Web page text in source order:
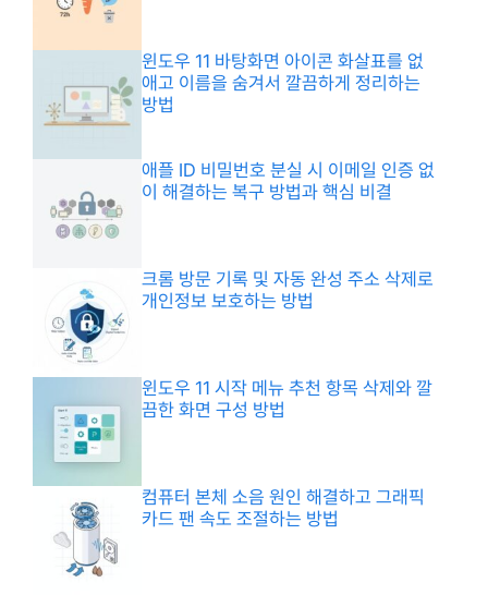
윈도우 11 바탕화면 아이콘 화살표를 없
애고 이름을 숨겨서 깔끔하게 정리하는
방법
애플 ID 비밀번호 분실 시 이메일 인증 없
이 해결하는 복구 방법과 핵심 비결
크롬 방문 기록 및 자동 완성 주소 삭제로
개인정보 보호하는 방법
윈도우 11 시작 메뉴 추천 항목 삭제와 깔
끔한 화면 구성 방법
컴퓨터 본체 소음 원인 해결하고 그래픽
카드 팬 속도 조절하는 방법